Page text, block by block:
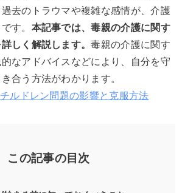
去のトラウマや複雑な感情が、介護
す。 本記事では、毒親の介護に関す
しく解説します。毒親の介護に関す
なアドバイスなどにより、自分を守
合う方法がわかります。
ルドレン問題の影響と克服方法
この記事の目次